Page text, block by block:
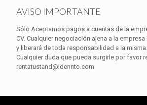
AVISO IMPORTANTE
Sólo Aceptamos pagos a cuentas de la
CV. Cualquier negociación ajena a la
y liberará de toda responsabilidad a la
Cualquier duda que pueda surgirle por favor
rentatustand@idennto.com